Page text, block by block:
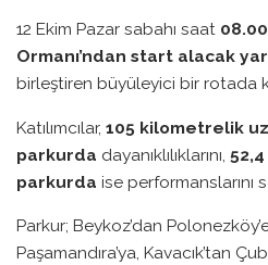
12 Ekim Pazar sabahı saat
Ormanı’ndan start alacak
birleştiren büyüleyici bir rotada
Katılımcılar, 105 kilometrelik
parkurda dayanıklılıklarını,
parkurda ise performanslarını
Parkur; Beykoz’dan
Paşamandıra’ya, Kavacık’tan